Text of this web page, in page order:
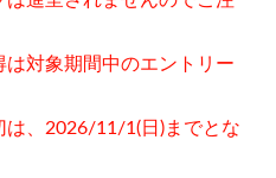
は対象期間中のエントリー
は、2026/11/1(日)までとな